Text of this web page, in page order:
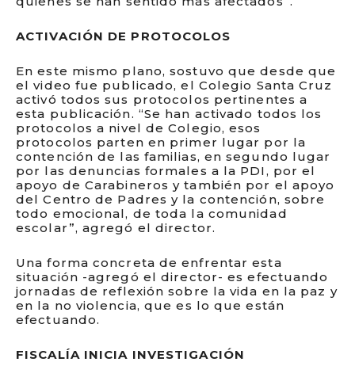
ACTIVACIÓN DE PROTOCOLOS
En este mismo plano, sostuvo que desde que
el video fue publicado, el Colegio Santa Cruz
activó todos sus protocolos pertinentes a
esta publicación. “Se han activado todos los
protocolos a nivel de Colegio, esos
protocolos parten en primer lugar por la
contención de las familias, en segundo lugar
por las denuncias formales a la PDI, por el
apoyo de Carabineros y también por el apoyo
del Centro de Padres y la contención, sobre
todo emocional, de toda la comunidad
escolar”, agregó el director.
Una forma concreta de enfrentar esta
situación -agregó el director- es efectuando
jornadas de reflexión sobre la vida en la paz y
en la no violencia, que es lo que están
efectuando.
FISCALÍA INICIA INVESTIGACIÓN